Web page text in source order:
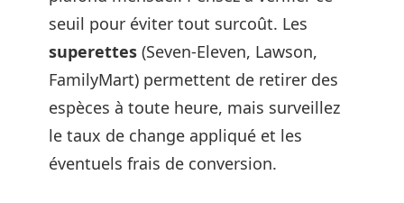
seuil pour éviter tout surcoût. Les
superettes (Seven-Eleven, Lawson,
FamilyMart) permettent de retirer des
espèces à toute heure, mais surveillez
le taux de change appliqué et les
éventuels frais de conversion.